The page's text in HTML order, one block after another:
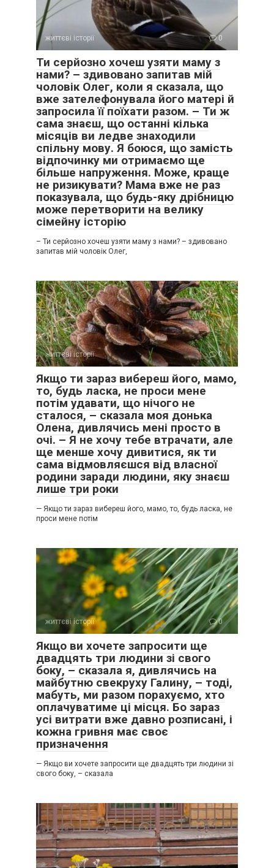
життєві історії 0
Ти серйозно хочеш узяти маму з
нами? – здивовано запитав мій
чоловік Олег, коли я сказала, що
вже зателефонувала його матері й
запросила її поїхати разом. – Ти ж
сама знаєш, що останні кілька
місяців ви ледве знаходили
спільну мову. Я боюся, що замість
відпочинку ми отримаємо ще
більше напруження. Може, краще
не ризикувати? Мама вже не раз
показувала, що будь-яку дрібницю
може перетворити на велику
сімейну історію
– Ти серйозно хочеш узяти маму з нами? – здивовано
запитав мій чоловік Олег,
життєві історії 0
Якщо ти зараз вибереш його, мамо,
то, будь ласка, не проси мене
потім удавати, що нічого не
сталося, – сказала моя донька
Олена, дивлячись мені просто в
очі. – Я не хочу тебе втрачати, але
ще менше хочу дивитися, як ти
сама відмовляєшся від власної
родини заради людини, яку знаєш
лише три роки
— Якщо ти зараз вибереш його, мамо, то, будь ласка, не
проси мене потім
життєві історії 0
Якщо ви хочете запросити ще
двадцять три людини зі свого
боку, – сказала я, дивлячись на
майбутню свекруху Галину, – тоді,
мабуть, ми разом порахуємо, хто
оплачуватиме ці місця. Бо зараз
усі витрати вже давно розписані, і
кожна гривня має своє
призначення
— Якщо ви хочете запросити ще двадцять три людини зі
свого боку, – сказала